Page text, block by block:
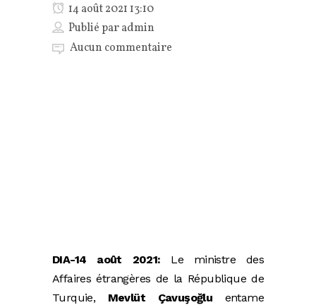
14 août 2021 13:10
Publié paradmin
Aucun commentaire
DIA-14 août 2021: Le ministre des
Affaires étrangères de la République de
Turquie, Mevlüt Çavuşoğlu entame